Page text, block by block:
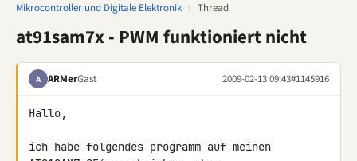
Mikrocontroller und Digitale Elektronik › Thread
at91sam7x - PWM funktioniert nicht
A ARMerGast 2009-02-13 09:43#1145916
Hallo,
ich habe folgendes programm auf meinen